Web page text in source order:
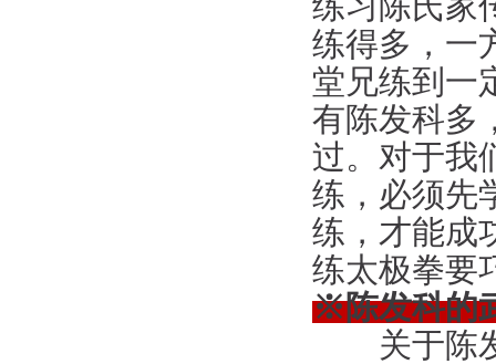
练得多，一
堂兄练到一
有陈发科多
过。对于我
练，必须先
练，才能成
练太极拳要
※陈发科的
关于陈发